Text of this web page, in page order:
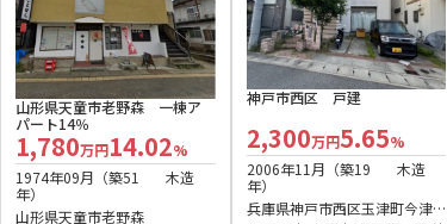
山形県天童市老野森 一棟ア
パート14％
1,780万円14.02%
1974年09月（築51
年）
木造
山形県天童市老野森
神戸市西区 戸建
2,300万円5.65%
2006年11月（築19
年）
木造
兵庫県神戸市西区玉津町今津